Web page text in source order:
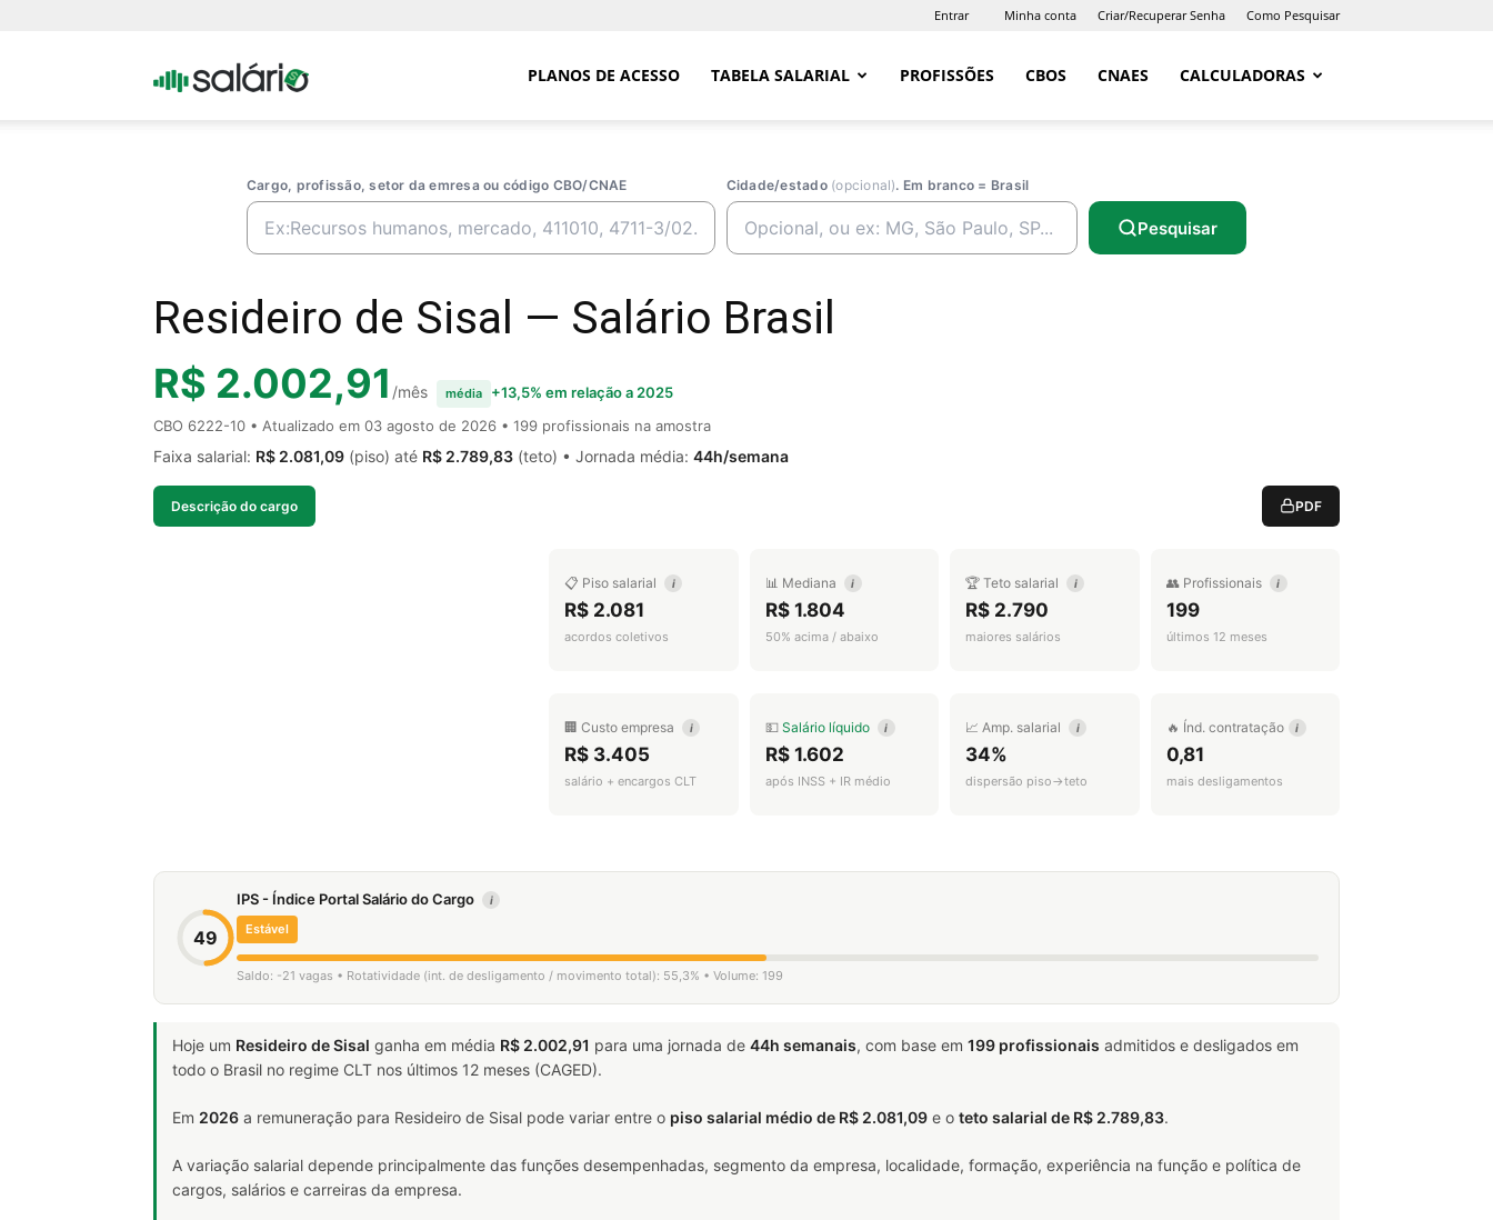
Entrar Minha conta Criar/Recuperar Senha Como Pesquisar
Portal PLANOS DE ACESSO TABELA SALARIAL PROFISSÕES CBOS CNAES CALCULADORAS
Cargo, profissão, setor da emresa ou código CBO/CNAE Cidade/estado (opcional). Em branco = Brasil
Pesquisar
Resideiro de Sisal — Salário Brasil
R$ 2.002,91 /mês média
+13,5% em relação a 2025
CBO 6222-10 • Atualizado em 03 agosto de 2026 • 199 profissionais na amostra
Faixa salarial: R$ 2.081,09 (piso) até R$ 2.789,83 (teto) • Jornada média: 44h/semana
Descrição do cargo PDF
📋 Piso salarial i
R$ 2.081
acordos coletivos
📊 Mediana i
R$ 1.804
50% acima / abaixo
🏆 Teto salarial i
R$ 2.790
maiores salários
👥 Profissionais i
199
últimos 12 meses
🏢 Custo empresa i
R$ 3.405
salário + encargos CLT
💵 Salário líquido i
R$ 1.602
após INSS + IR médio
📈 Amp. salarial i
34%
dispersão piso→teto
🔥 Índ. contratação i
0,81
mais desligamentos
49
IPS - Índice Portal Salário do Cargo i
Estável
Saldo: -21 vagas • Rotatividade (int. de desligamento / movimento total): 55,3% • Volume: 199
Hoje um Resideiro de Sisal ganha em média R$ 2.002,91 para uma jornada de 44h semanais, com base em 199 profissionais admitidos e desligados em
todo o Brasil no regime CLT nos últimos 12 meses (CAGED).
Em 2026 a remuneração para Resideiro de Sisal pode variar entre o piso salarial médio de R$ 2.081,09 e o teto salarial de R$ 2.789,83.
A variação salarial depende principalmente das funções desempenhadas, segmento da empresa, localidade, formação, experiência na função e política de
cargos, salários e carreiras da empresa.